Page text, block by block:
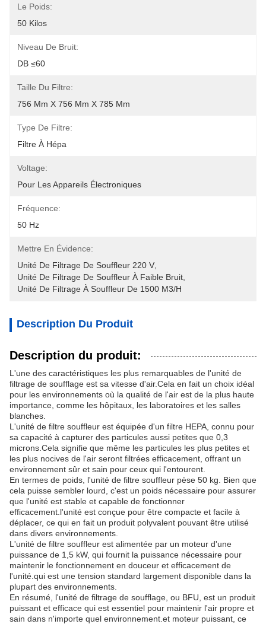
Le Poids:
50 Kilos
Niveau De Bruit:
DB ≤60
Taille Du Filtre:
756 Mm X 756 Mm X 785 Mm
Type De Filtre:
Filtre À Hépa
Voltage:
Pour Les Appareils Électroniques
Fréquence:
50 Hz
Mettre En Évidence:
Unité De Filtrage De Souffleur 220 V
Unité De Filtrage De Souffleur À Faible Bruit
Unité De Filtrage À Souffleur De 1500 M3/h
Description Du Produit
Description du produit:
L'une des caractéristiques les plus remarquables de l'unité de
filtrage de soufflage est sa vitesse d'air.Cela en fait un choix idéal
pour les environnements où la qualité de l'air est de la plus haute
importance, comme les hôpitaux, les laboratoires et les salles
blanches.
L'unité de filtre souffleur est équipée d'un filtre HEPA, connu pour
sa capacité à capturer des particules aussi petites que 0,3
microns.Cela signifie que même les particules les plus petites et
les plus nocives de l'air seront filtrées efficacement, offrant un
environnement sûr et sain pour ceux qui l'entourent.
En termes de poids, l'unité de filtre souffleur pèse 50 kg. Bien que
cela puisse sembler lourd, c'est un poids nécessaire pour assurer
que l'unité est stable et capable de fonctionner
efficacement.l'unité est conçue pour être compacte et facile à
déplacer, ce qui en fait un produit polyvalent pouvant être utilisé
dans divers environnements.
L'unité de filtre souffleur est alimentée par un moteur d'une
puissance de 1,5 kW, qui fournit la puissance nécessaire pour
maintenir le fonctionnement en douceur et efficacement de
l'unité.qui est une tension standard largement disponible dans la
plupart des environnements.
En résumé, l'unité de filtrage de soufflage, ou BFU, est un produit
puissant et efficace qui est essentiel pour maintenir l'air propre et
sain dans n'importe quel environnement.et moteur puissant, ce